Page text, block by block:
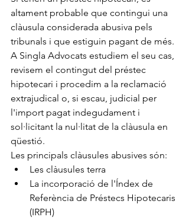
altament probable que contingui una
clàusula considerada abusiva pels
tribunals i que estiguin pagant de més.
A Singla Advocats estudiem el seu cas,
revisem el contingut del préstec
hipotecari i procedim a la reclamació
extrajudical o, si escau, judicial per
l'import pagat indegudament i
sol·licitant la nul·litat de la clàusula en
qüestió.
Les principals clàusules abusives són:
Les clàusules terra
La incorporació de l'Índex de
Referència de Préstecs Hipotecaris
(IRPH)